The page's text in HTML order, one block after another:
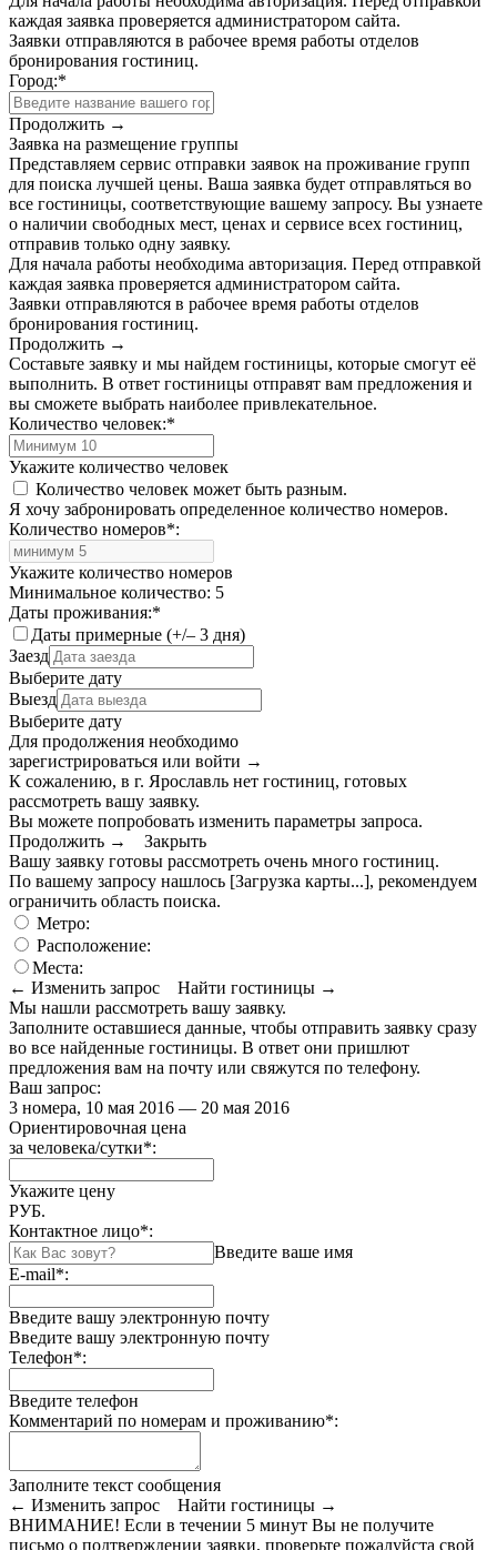
каждая заявка проверяется администратором сайта.
Заявки отправляются в рабочее время работы отделов
бронирования гостиниц.
Город:*
Продолжить →
Заявка на размещение группы
Представляем сервис отправки заявок на проживание групп
для поиска лучшей цены. Ваша заявка будет отправляться во
все гостиницы, соответствующие вашему запросу. Вы узнаете
о наличии свободных мест, ценах и сервисе всех гостиниц,
отправив только одну заявку.
Для начала работы необходима авторизация. Перед отправкой
каждая заявка проверяется администратором сайта.
Заявки отправляются в рабочее время работы отделов
бронирования гостиниц.
Продолжить →
Составьте заявку и мы найдем гостиницы, которые смогут её
выполнить. В ответ гостиницы отправят вам предложения и
вы сможете выбрать наиболее привлекательное.
Количество человек:*
Укажите количество человек
Количество человек может быть разным.
Я хочу забронировать определенное количество номеров.
Количество номеров*:
Укажите количество номеров
Минимальное количество: 5
Даты проживания:*
Даты примерные (+/– 3 дня)
Заезд
Выберите дату
Выезд
Выберите дату
Для продолжения необходимо
зарегистрироваться или войти →
К сожалению, в г. Ярославль нет гостиниц, готовых
рассмотреть вашу заявку.
Вы можете попробовать изменить параметры запроса.
Продолжить →
Закрыть
Вашу заявку готовы рассмотреть очень много гостиниц.
По вашему запросу нашлось [Загрузка карты...], рекомендуем
ограничить область поиска.
Метро:
Расположение:
Места:
← Изменить запрос
Найти гостиницы →
Мы нашли рассмотреть вашу заявку.
Заполните оставшиеся данные, чтобы отправить заявку сразу
во все найденные гостиницы. В ответ они пришлют
предложения вам на почту или свяжутся по телефону.
Ваш запрос:
3 номера, 10 мая 2016 — 20 мая 2016
Ориентировочная цена
за человека/сутки*:
Укажите цену
РУБ.
Контактное лицо*:
Введите ваше имя
E-mail*:
Введите вашу электронную почту
Введите вашу электронную почту
Телефон*:
Введите телефон
Комментарий по номерам и проживанию*:
Заполните текст сообщения
← Изменить запрос
Найти гостиницы →
ВНИМАНИЕ! Если в течении 5 минут Вы не получите
письмо о подтверждении заявки, проверьте пожалуйста свой